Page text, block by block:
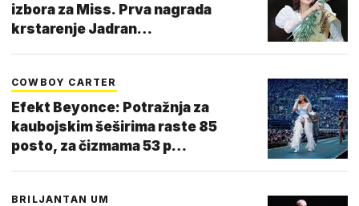
izbora za Miss. Prva nagrada
krstarenje Jadran…
COWBOY CARTER
Efekt Beyonce: Potražnja za
kaubojskim šeširima raste 85
posto, za čizmama 53 p…
BRILJANTAN UM